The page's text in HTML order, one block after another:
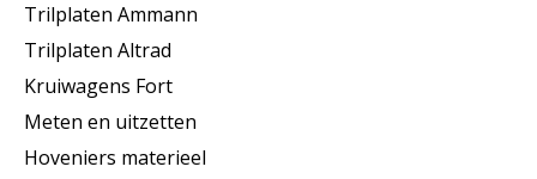
Trilplaten Ammann
Trilplaten Altrad
Kruiwagens Fort
Meten en uitzetten
Hoveniers materieel